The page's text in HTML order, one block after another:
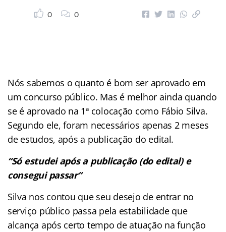
0 0
Nós sabemos o quanto é bom ser aprovado em
um concurso público. Mas é melhor ainda quando
se é aprovado na 1ª colocação como Fábio Silva.
Segundo ele, foram necessários apenas 2 meses
de estudos, após a publicação do edital.
“Só estudei após a publicação (do edital) e
consegui passar”
Silva nos contou que seu desejo de entrar no
serviço público passa pela estabilidade que
alcança após certo tempo de atuação na função